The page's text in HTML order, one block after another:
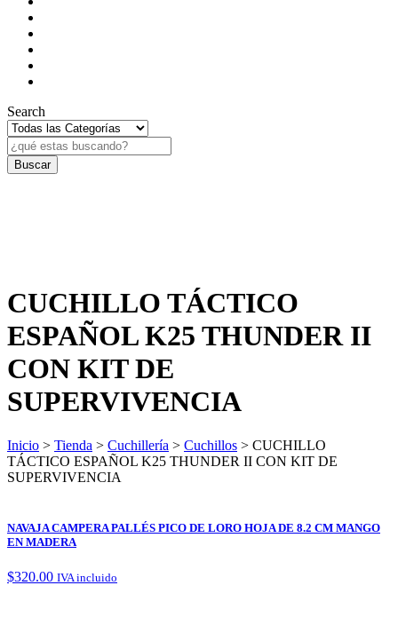
Search
CUCHILLO TÁCTICO
ESPAÑOL K25 THUNDER II
CON KIT DE
SUPERVIVENCIA
Inicio > Tienda > Cuchillería > Cuchillos > CUCHILLO
TÁCTICO ESPAÑOL K25 THUNDER II CON KIT DE
SUPERVIVENCIA
NAVAJA CAMPERA PALLÉS PICO DE LORO HOJA DE 8.2 CM MANGO
EN MADERA
$320.00 IVA incluido